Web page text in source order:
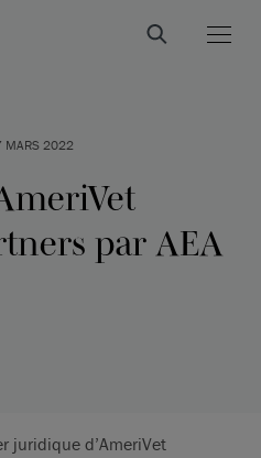
MARS 2022
par AEA
juridique d’AmeriVet